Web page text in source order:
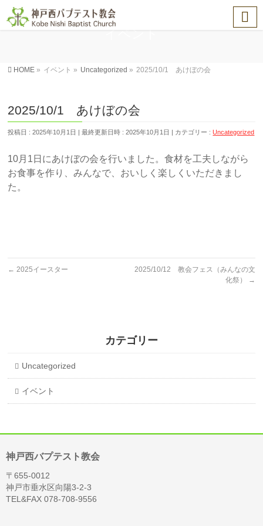
HOME » イベント » Uncategorized » 2025/10/1 あけぼの会
2025/10/1 あけぼの会
投稿日 : 2025年10月1日 最終更新日時 : 2025年10月1日 カテゴリー :Uncategorized
10月1日にあけぼの会を行いました。食材を工夫しながら
お食事を作り、みんなで、おいしく楽しくいただきまし
た。
← 2025イースター
2025/10/12 教会フェス（みんなの文
化祭）
→
カテゴリー
Uncategorized
イベント
神戸西バプテスト教会
〒655-0012
神戸市垂水区向陽3-2-3
TEL&FAX 078-708-9556